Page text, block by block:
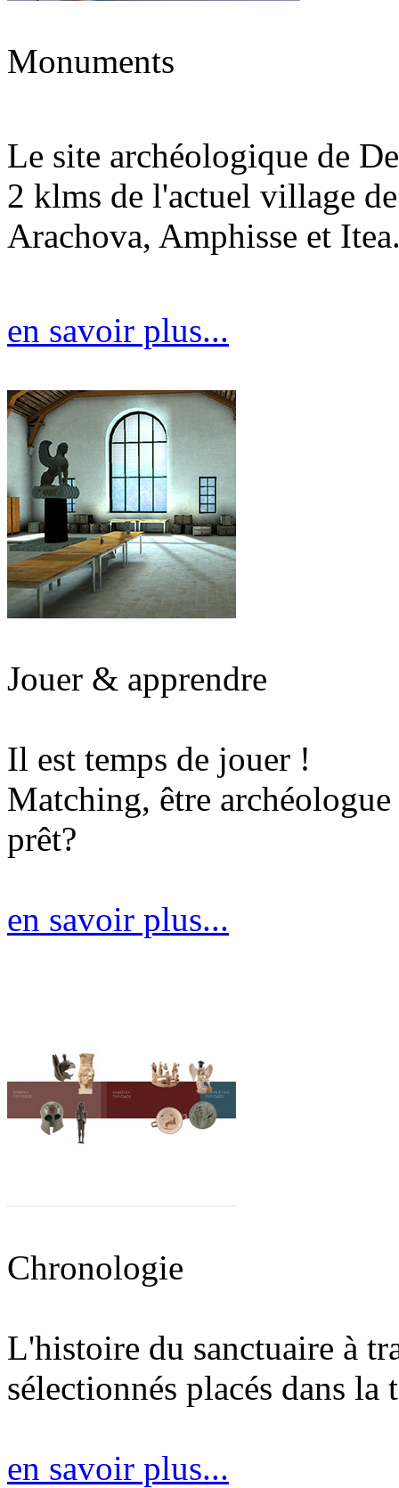
Monuments
Le site archéologique de
2 klms de l'actuel village
Arachova, Amphisse et
en savoir plus...
Jouer & apprendre
Il est temps de jouer !
Matching, être
prêt?
en savoir plus...
Chronologie
L'histoire du sanctuaire à
sélectionnés placés dans la
en savoir plus...